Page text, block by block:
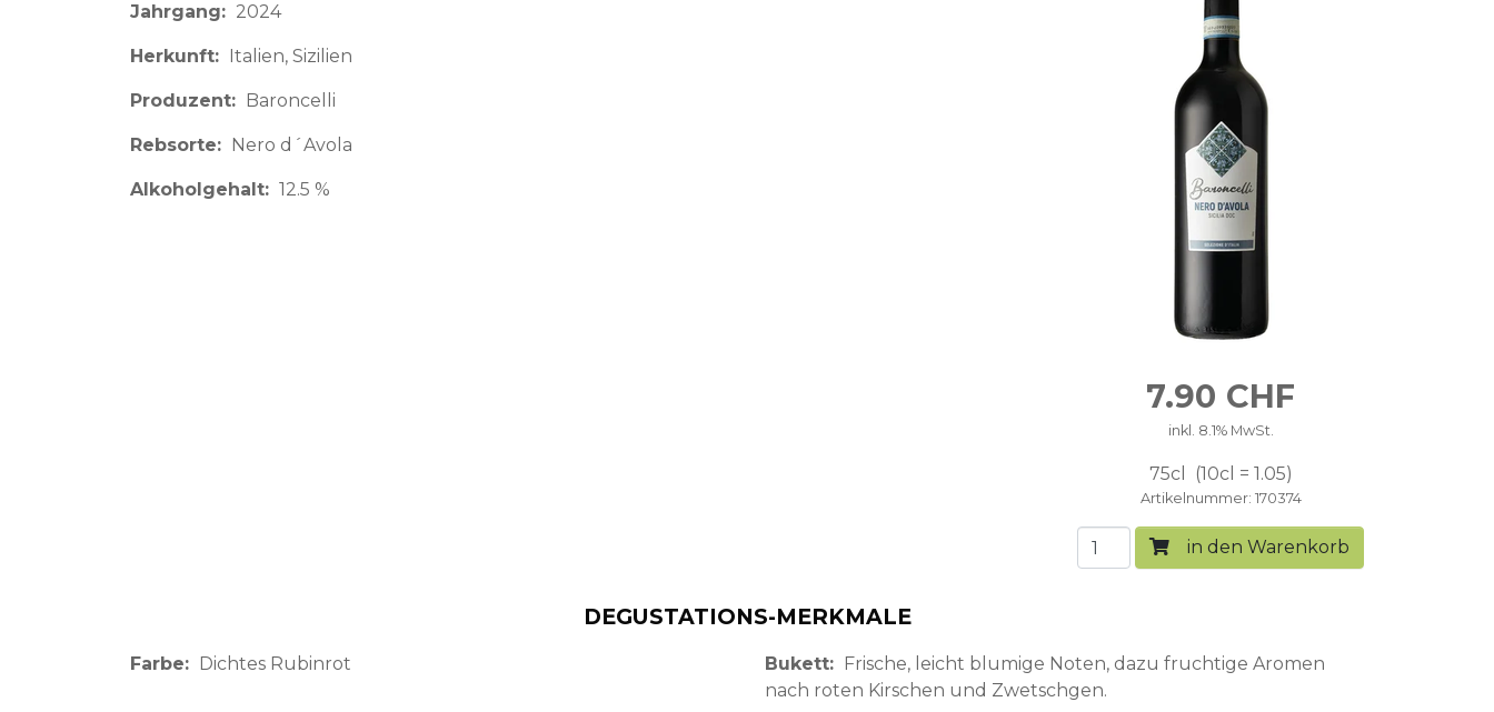
7.90 CHF
inkl. 8.1% MwSt.
75cl 10cl = 1.05
Artikelnummer 170374
in den Warenkorb
Jahrgang 2024
Herkunft Italien Sizilien
Produzent Baroncelli
Rebsorte Nero d´Avola
Alkoholgehalt 12.5 %
DEGUSTATIONS-MERKMALE
Farbe Dichtes Rubinrot Bukett
Frische, leicht blumige Noten, dazu fruchtige Aromen
nach roten Kirschen und Zwetschgen.